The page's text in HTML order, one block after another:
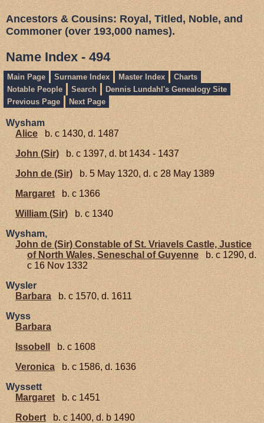
Ancestors & Cousins: Royal, Titled, Noble, and
Commoner (over 193,000 names).
Name Index - 494
Main Page Surname Index Master Index
Charts
Notable People
Search
Dennis Lundahl's Genealogy Site
Previous Page
Next Page
Wysham
Alice
b. c 1430, d. 1487
John (Sir)
b. c 1397, d. bt 1434 - 1437
John de (Sir)
b. 5 May 1320, d. c 28 May 1389
Margaret
b. c 1366
William (Sir)
b. c 1340
Wysham,
John de (Sir) Constable of St. Vriavels Castle, Justice
of North Wales, Seneschal of Guyenne
b. c 1290, d.
c 16 Nov 1332
Wysler
Barbara
b. c 1570, d. 1611
Wyss
Barbara
Issobell
b. c 1608
Veronica
b. c 1586, d. 1636
Wyssett
Margaret
b. c 1451
Robert
b. c 1400, d. b 1490